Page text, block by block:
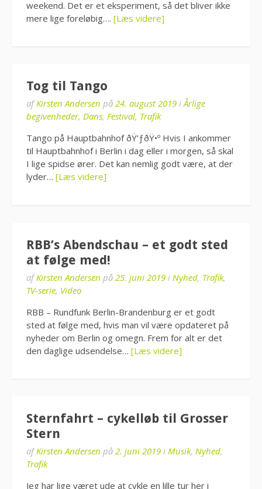
weekend. Det er et eksperiment, så det bliver ikke
mere lige foreløbig…. [Læs videre]
Tog til Tango
afKirsten Andersen på 24. august 2019 iÅrlige
begivenheder, Dans, Festival, Trafik
Tango på Hauptbahnhof ðŸ’ƒðŸ•º Hvis I ankommer
til Hauptbahnhof i Berlin i dag eller i morgen, så skal
I lige spidse ører. Det kan nemlig godt være, at der
lyder… [Læs videre]
RBB’s Abendschau – et godt sted
at følge med!
afKirsten Andersen på 25. juni 2019 i Nyhed, Trafik,
TV-serie, Video
RBB – Rundfunk Berlin-Brandenburg er et godt
sted at følge med, hvis man vil være opdateret på
nyheder om Berlin og omegn. Frem for alt er det
den daglige udsendelse… [Læs videre]
Sternfahrt – cykelløb til Grosser
Stern
afKirsten Andersen på 2. juni 2019 i Musik, Nyhed,
Trafik
Jeg har lige været ude at cykle en lille tur her i